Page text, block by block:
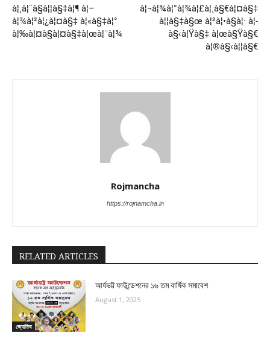
à¦¸à¦¨à§à¦¦à§‡à¦¶ à¦–
à¦¾à¦²à¦¿à¦¤à§‡ à¦«à§‡à¦°
à¦‰à¦¤à§à¦¤à§‡à¦œà¦¨à¦¾
à¦¬à¦¾à¦°à¦¾à¦£à¦¸à§€à¦¤à§‡
à¦¦à§‡à§œ à¦²à¦•à§à¦· à¦­
à§‹à¦Ÿà§‡ à¦œà§Ÿà§€
à¦®à§‹à¦¦à§€
Rojmancha
https://rojnamcha.in
RELATED ARTICLES
জ্যোতিষ
আর্যভট্ট ফাউন্ডেশনের ১৬ তম বার্ষিক সমাবেশ
August 1, 2025